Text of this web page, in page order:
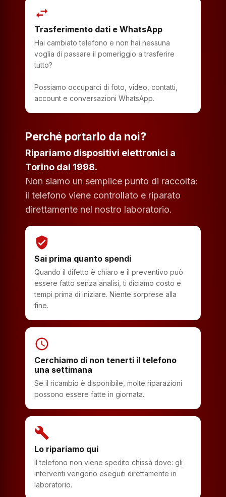
swap_horiz
Trasferimento dati e WhatsApp
Hai cambiato telefono e non hai nessuna
voglia di passare il pomeriggio a trasferire
tutto?
Possiamo occuparci di foto, video, contatti,
account e conversazioni WhatsApp.
Perché portarlo da noi?
Ripariamo dispositivi elettronici a
Torino dal 1998.
Non siamo un semplice punto di raccolta:
il telefono viene controllato e riparato
direttamente nel nostro laboratorio.
verified_user
Sai prima quanto spendi
Quando il difetto è chiaro e il preventivo può
essere fatto senza analisi, ti diciamo costo e
tempi prima di iniziare. Niente sorprese alla
fine.
schedule
Cerchiamo di non tenerti il telefono
una settimana
Se il ricambio è disponibile, molte riparazioni
possono essere fatte in giornata.
build
Lo ripariamo qui
Il telefono non viene spedito chissà dove: gli
interventi vengono eseguiti direttamente in
laboratorio.